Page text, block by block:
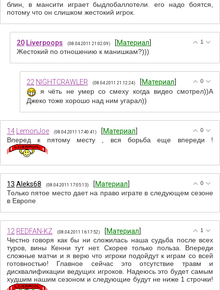
блин, в мансити играет быдлобаллотели. его надо боятся,
потому что он слишком жестокий игрок.
1
20 Liverpoops (08.04.2011 21:02:09) [Материал
Жестокий по отношению к манишкам?)))
0
22 NIGHTCRAWLER (08.04.2011 21:12:24) [Материал
я чёть не умер со смеху когда видео смотрел))А
Джеко тоже хорошо над ним угарал))
0
14 LemonJoe (08.04.2011 17:40:41) [Материал
Вперед к пятому месту , вся борьба еще впереди !
0
13 Aleks68 (08.04.2011 17:05:13) [Материал
Только пятое место дает на право играте в следующем сезоне
в Европе
1
12 REDFAN-KZ (08.04.2011 16:17:52) [Материал
Честно говоря как бы ни сложилась наша судьба после всех
туров, вины Кенни тут нет. Скорее только польза. Впереди
сложные матчи и я верю что игроки подойдут к играм со всей
готовностью! Главное сейчас это отсутствие травм и
дисквалификации ведущих игроков. Надеюсь это будет самым
худшим нашим сезоном и следующие будут не ниже 1 строчки!